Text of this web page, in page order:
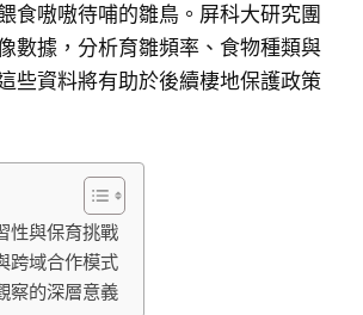
食嗷嗷待哺的雛鳥。屏科大研究團
數據，分析育雛頻率、食物種類與
些資料將有助於後續棲地保護政策
性與保育挑戰
跨域合作模式
察的深層意義